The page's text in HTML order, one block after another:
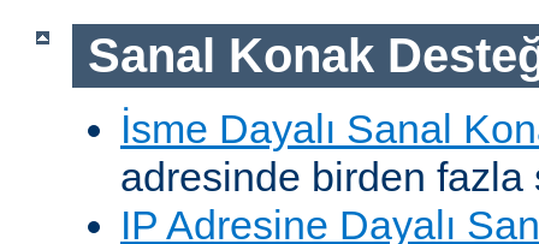
Sanal Konak
İsme Dayalı Sanal
adresinde birden fazla
IP Adresine Dayalı